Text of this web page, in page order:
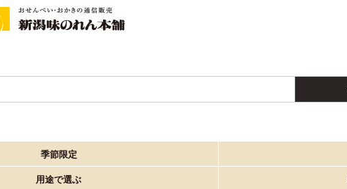
季節限定
用途で選ぶ